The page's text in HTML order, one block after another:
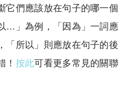
它們應該放在句子的哪一個
…」為例，「因為」一詞應
「所以」則應放在句子的後
！ 按此可看更多常見的關聯